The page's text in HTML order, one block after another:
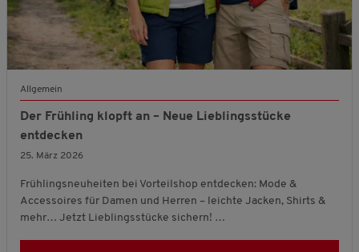
Allgemein
Der Frühling klopft an – Neue Lieblingsstücke
entdecken
25. März 2026
Frühlingsneuheiten bei Vorteilshop entdecken: Mode &
Accessoires für Damen und Herren – leichte Jacken, Shirts &
mehr… Jetzt Lieblingsstücke sichern! …